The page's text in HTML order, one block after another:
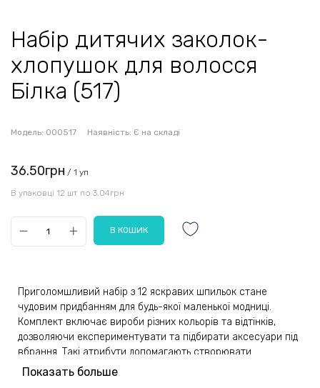
Набір дитячих заколок-
хлопушок для волосся
Білка (517)
Модель: 000517 Наявність: Є на складі
36.50грн / 1 уп
В упаковці 12 шт по 3.04грн
Приголомшливий набір з 12 яскравих шпильок стане
чудовим придбанням для будь-якої маленької модниці.
Комплект включає вироби різних кольорів та відтінків,
дозволяючи експериментувати та підбирати аксесуари під
вбрання. Такі атрибути допомагають створювати
оригінальні та запам'ятовуються укладання всього за кілька
Показать больше